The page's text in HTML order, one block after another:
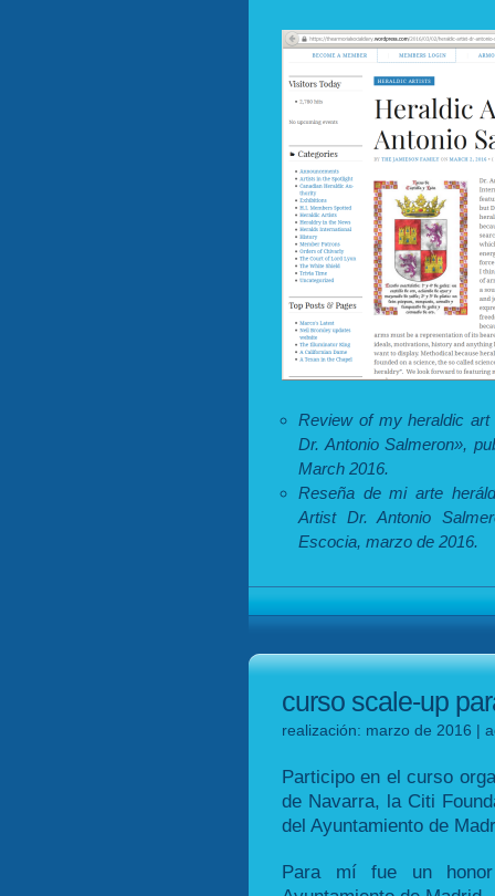
Review of my heraldic
Dr. Antonio Salmeron»,
March 2016.
Reseña de mi arte
Artist Dr. Antonio
Escocia, marzo de 2016.
curso scale-up
realización: marzo de 2016 |
Participo en el curso
de Navarra, la Citi
del Ayuntamiento de
Para mí fue un